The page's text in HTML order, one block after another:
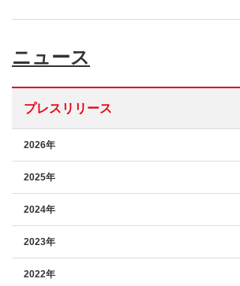
ニュース
プレスリリース
2026年
2025年
2024年
2023年
2022年